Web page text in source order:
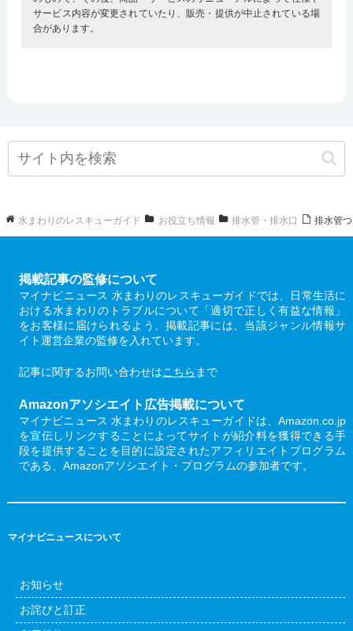
サービス内容が変更されていたり、販売・提供が中止されている場
合があります。
水まわりのレスキューガイド お役立ち情報 排水管・排水口 排水管
掲載記事の監修について
マイナビニュース 水まわりのレスキューガイドでは、日常生活に
おける水まわりのトラブルについて「適切で正しく有益な情報」
をお客様に届けられるよう、掲載記事には、当該ジャンル情報サ
イト運営企業の監修を入れています。
記事に関するお問い合わせはこちら まで
Amazonアソシエイト広告掲載について
マイナビニュース 水まわりのレスキューガイドは、Amazon.co.jp
を宣伝しリンクすることによってサイトが紹介料を獲得できる手
段を提供することを目的に設定されたアフィリエイトプログラム
である、Amazonアソシエイト・プログラムの参加者です。
マイナビニュースについて
お知らせ
お詫びと訂正